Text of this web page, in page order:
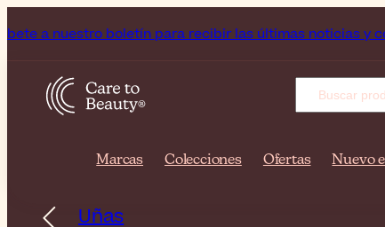
boletín para recibir las últimas noticias y consejos de
Marcas Colecciones Ofertas Nuevo
Uñas